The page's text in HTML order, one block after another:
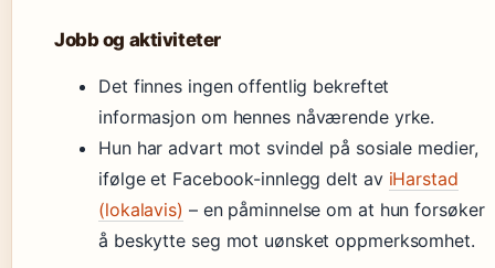
Jobb og aktiviteter
Det finnes ingen offentlig bekreftet
informasjon om hennes nåværende yrke.
Hun har advart mot svindel på sosiale medier,
ifølge et Facebook-innlegg delt av iHarstad
(lokalavis) – en påminnelse om at hun forsøker
å beskytte seg mot uønsket oppmerksomhet.